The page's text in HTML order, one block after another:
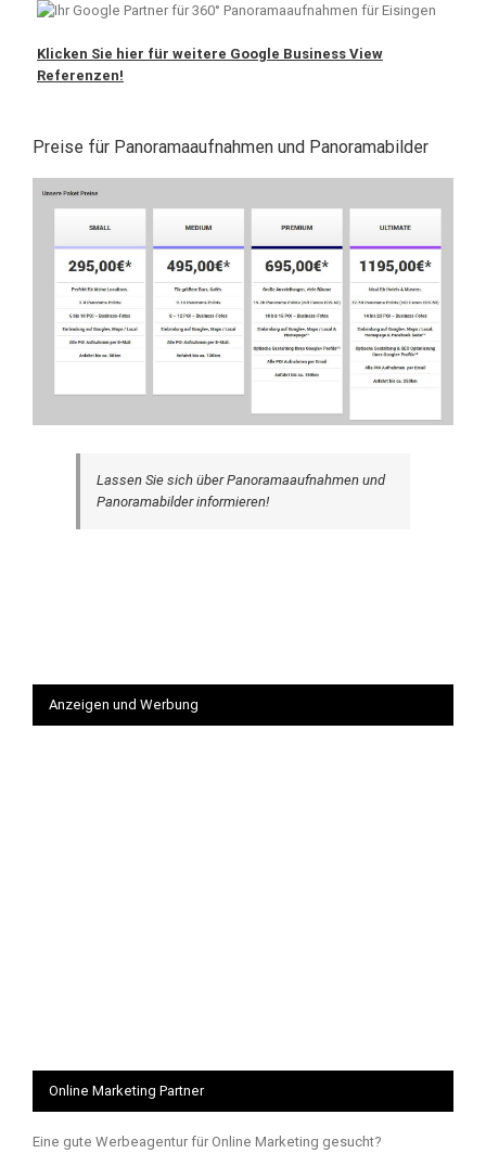
Klicken Sie hier für weitere Google Business View
Referenzen!
Preise für Panoramaaufnahmen und Panoramabilder
Lassen Sie sich über Panoramaaufnahmen und
Panoramabilder informieren!
Anzeigen und Werbung
Online Marketing Partner
Eine gute Werbeagentur für Online Marketing gesucht?